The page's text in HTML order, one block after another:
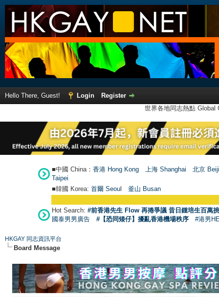
Hello There, Guest! Login
Register
世界各地同志熱點
■中國 China： 香港 Hong Kong 上海 Shanghai
北京
Taipei
■韓國 Korea: 首爾 Seoul 釜山 Busan
Hot Search: #前香港先生 Flow 再捲爭議 昔日鍾培生百萬
國泰男男廣告
#【恐同矮仔】擾亂香港機場秩序 #港男
HKGAY 同志資訊平台
Board Message